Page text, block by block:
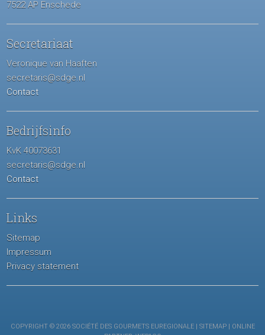
7522 AP Enschede
Secretariaat
Veronique van Haaften
secretaris@sdge.nl
Contact
Bedrijfsinfo
KvK 40073631
secretaris@sdge.nl
Contact
Links
Sitemap
Impressum
Privacy statement
COPYRIGHT © 2026 SOCIÉTÉ DES GOURMETS EUREGIONALE | SITEMAP| ONLINE